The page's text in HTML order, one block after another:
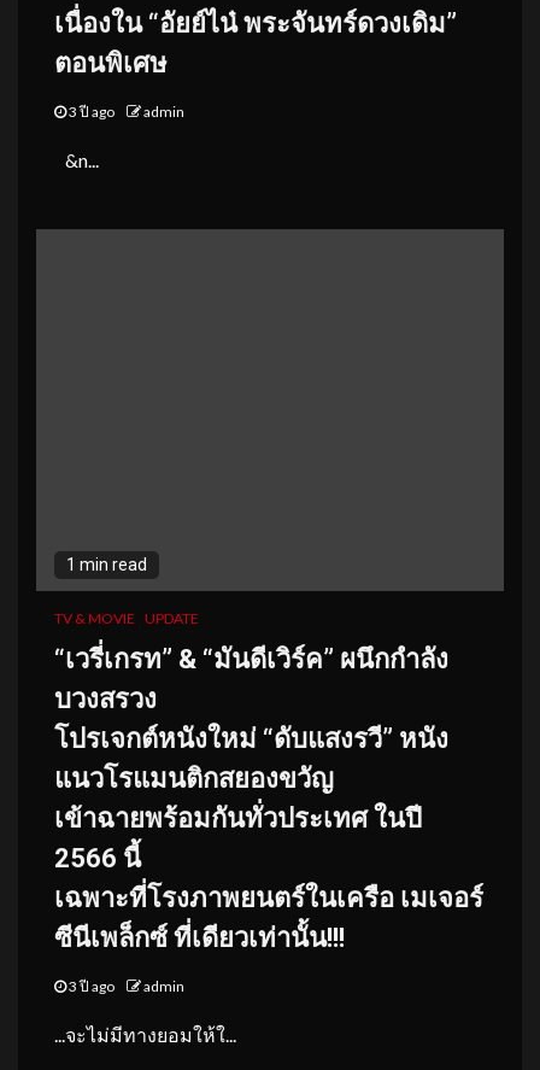
เนื่องใน “อัยย์ไน๋ พระจันทร์ดวงเดิม”
ตอนพิเศษ
3 ปี ago admin
&n...
1 min read
TV & MOVIE UPDATE
“เวรี่เกรท” & “มันดีเวิร์ค” ผนึกกำลัง
บวงสรวง
โปรเจกต์หนังใหม่ “ดับแสงรวี” หนัง
แนวโรแมนติกสยองขวัญ
เข้าฉายพร้อมกันทั่วประเทศ ในปี
2566 นี้
เฉพาะที่โรงภาพยนตร์ในเครือ เมเจอร์
ซีนีเพล็กซ์ ที่เดียวเท่านั้น!!!
3 ปี ago admin
...จะไม่มีทางยอมให้ใ...